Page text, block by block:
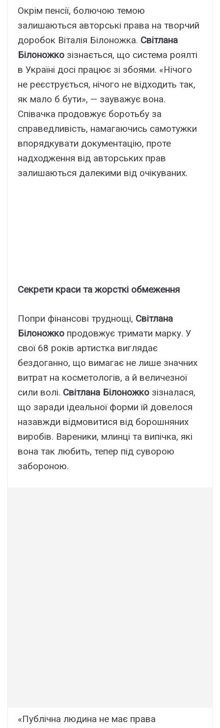
Окрім пенсії, болючою темою
залишаються авторські права на творчий
доробок Віталія Білоножка. Світлана
Білоножко зізнається, що система роялті
в Україні досі працює зі збоями. «Нічого
не реєструється, нічого не відходить так,
як мало б бути», — зауважує вона.
Співачка продовжує боротьбу за
справедливість, намагаючись самотужки
впорядкувати документацію, проте
надходження від авторських прав
залишаються далекими від очікуваних.
Секрети краси та жорсткі обмеження
Попри фінансові труднощі, Світлана
Білоножко продовжує тримати марку. У
свої 68 років артистка виглядає
бездоганно, що вимагає не лише значних
витрат на косметологів, а й величезної
сили волі. Світлана Білоножко зізналася,
що заради ідеальної форми їй довелося
назавжди відмовитися від борошняних
виробів. Вареники, млинці та випічка, які
вона так любить, тепер під суворою
забороною.
«Публічна людина не має права